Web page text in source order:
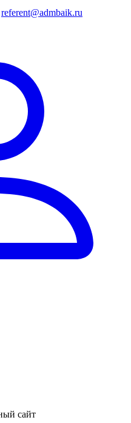
referent@admbaik.ru
сайт